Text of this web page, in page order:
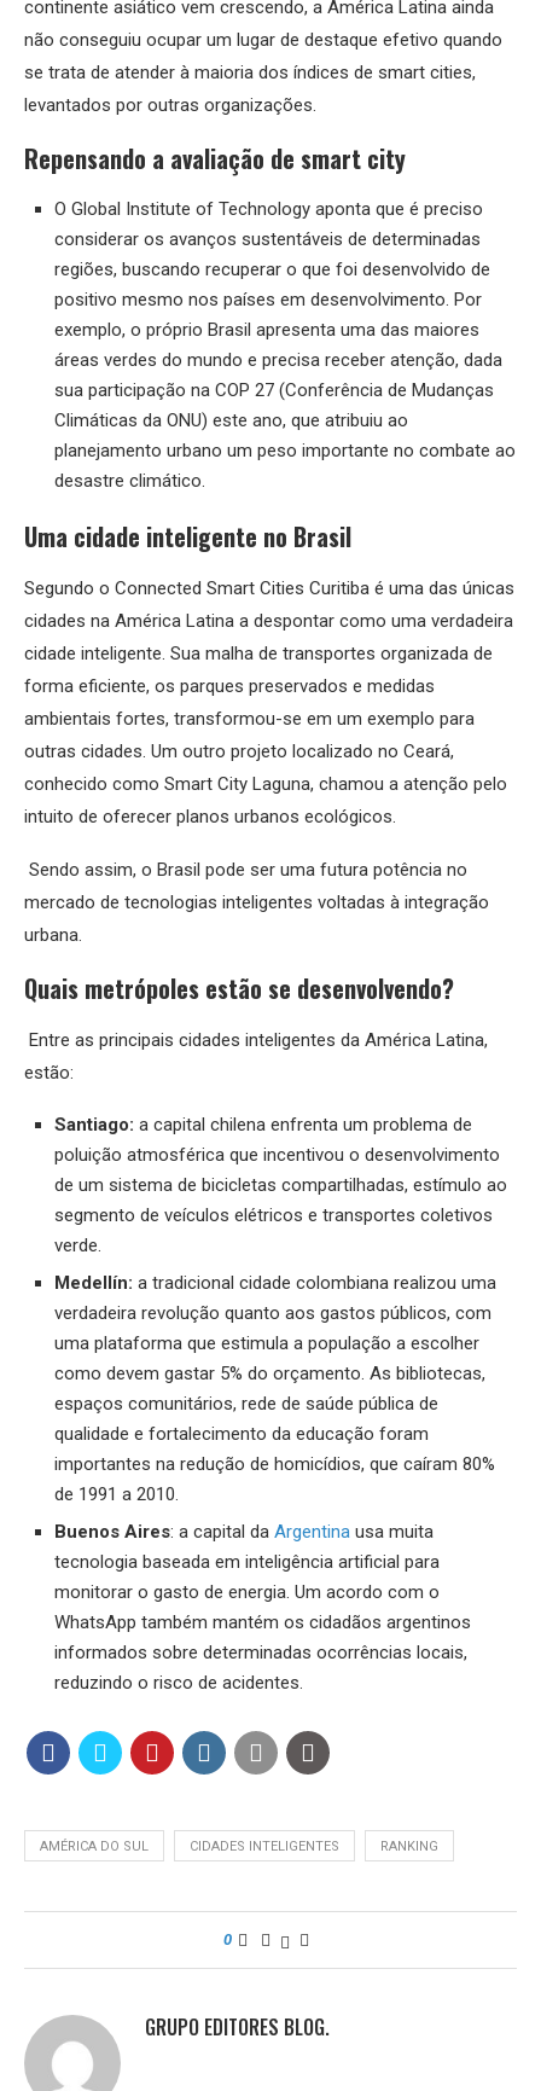
continente asiático vem crescendo, a América Latina ainda
não conseguiu ocupar um lugar de destaque efetivo quando
se trata de atender à maioria dos índices de smart cities,
levantados por outras organizações.
Repensando a avaliação de smart city
O Global Institute of Technology aponta que é preciso
considerar os avanços sustentáveis de determinadas
regiões, buscando recuperar o que foi desenvolvido de
positivo mesmo nos países em desenvolvimento. Por
exemplo, o próprio Brasil apresenta uma das maiores
áreas verdes do mundo e precisa receber atenção, dada
sua participação na COP 27 (Conferência de Mudanças
Climáticas da ONU) este ano, que atribuiu ao
planejamento urbano um peso importante no combate ao
desastre climático.
Uma cidade inteligente no Brasil
Segundo o Connected Smart Cities Curitiba é uma das únicas
cidades na América Latina a despontar como uma verdadeira
cidade inteligente. Sua malha de transportes organizada de
forma eficiente, os parques preservados e medidas
ambientais fortes, transformou-se em um exemplo para
outras cidades. Um outro projeto localizado no Ceará,
conhecido como Smart City Laguna, chamou a atenção pelo
intuito de oferecer planos urbanos ecológicos.
Sendo assim, o Brasil pode ser uma futura potência no
mercado de tecnologias inteligentes voltadas à integração
urbana.
Quais metrópoles estão se desenvolvendo?
Entre as principais cidades inteligentes da América Latina,
estão:
Santiago: a capital chilena enfrenta um problema de
poluição atmosférica que incentivou o desenvolvimento
de um sistema de bicicletas compartilhadas, estímulo ao
segmento de veículos elétricos e transportes coletivos
verde.
Medellín: a tradicional cidade colombiana realizou uma
verdadeira revolução quanto aos gastos públicos, com
uma plataforma que estimula a população a escolher
como devem gastar 5% do orçamento. As bibliotecas,
espaços comunitários, rede de saúde pública de
qualidade e fortalecimento da educação foram
importantes na redução de homicídios, que caíram 80%
de 1991 a 2010.
Buenos Aires: a capital da Argentina usa muita
tecnologia baseada em inteligência artificial para
monitorar o gasto de energia. Um acordo com o
WhatsApp também mantém os cidadãos argentinos
informados sobre determinadas ocorrências locais,
reduzindo o risco de acidentes.
AMÉRICA DO SUL CIDADES INTELIGENTES RANKING
0
GRUPO EDITORES BLOG.